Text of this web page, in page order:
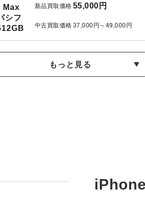
Max
シフ
新品買取価格 55,000円
中古買取価格 37,000円～49,000円
もっと見る